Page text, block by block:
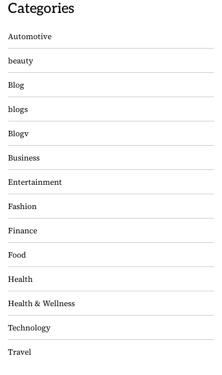
Categories
Automotive
beauty
Blog
blogs
Blogv
Business
Entertainment
Fashion
Finance
Food
Health
Health & Wellness
Technology
Travel